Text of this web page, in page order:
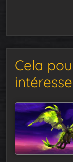
Cela